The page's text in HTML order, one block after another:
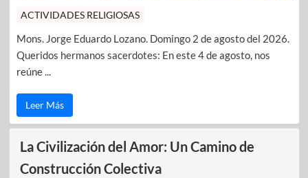
ACTIVIDADES RELIGIOSAS
Mons. Jorge Eduardo Lozano. Domingo 2 de agosto del 2026.
Queridos hermanos sacerdotes: En este 4 de agosto, nos
reúne ...
Leer Más
La Civilización del Amor: Un Camino de
Construcción Colectiva